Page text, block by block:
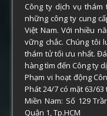
Công ty dịch vụ thám
những công ty cung
Việt Nam. Với nhiều
vững chắc. Chúng tôi
thám tử tối ưu nhất.
hàng tìm đến Công ty
Phạm vi hoạt động
Phát 24/7 có mặt 63/
Miền Nam: Số 129
Quận 1, Tp.HCM